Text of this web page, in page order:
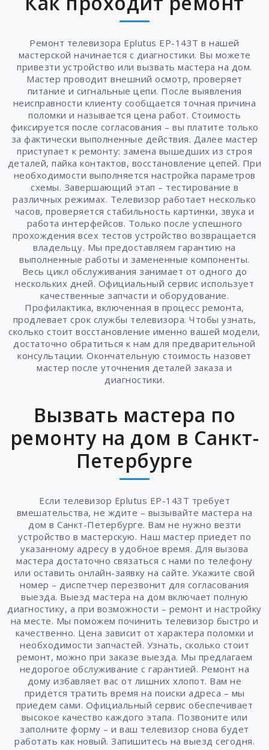
Ремонт телевизора Eplutus EP-143T в нашей
мастерской начинается с диагностики. Вы можете
привезти устройство или вызвать мастера на дом.
Мастер проводит внешний осмотр, проверяет
питание и сигнальные цепи. После выявления
неисправности клиенту сообщается точная причина
поломки и называется цена работ. Стоимость
фиксируется после согласования – вы платите только
за фактически выполненные действия. Далее мастер
приступает к ремонту: замена вышедших из строя
деталей, пайка контактов, восстановление цепей. При
необходимости выполняется настройка параметров
схемы. Завершающий этап – тестирование в
различных режимах. Телевизор работает несколько
часов, проверяется стабильность картинки, звука и
работа интерфейсов. Только после успешного
прохождения всех тестов устройство возвращается
владельцу. Мы предоставляем гарантию на
выполненные работы и замененные компоненты.
Весь цикл обслуживания занимает от одного до
нескольких дней. Официальный сервис использует
качественные запчасти и оборудование.
Профилактика, включенная в процесс ремонта,
продлевает срок службы телевизора. Чтобы узнать,
сколько стоит восстановление именно вашей модели,
достаточно обратиться к нам для предварительной
консультации. Окончательную стоимость назовет
мастер после уточнения деталей заказа и
диагностики.
Вызвать мастера по
ремонту на дом в Санкт-
Петербурге
Если телевизор Eplutus EP-143T требует
вмешательства, не ждите – вызывайте мастера на
дом в Санкт-Петербурге. Вам не нужно везти
устройство в мастерскую. Наш мастер приедет по
указанному адресу в удобное время. Для вызова
мастера достаточно связаться с нами по телефону
или оставить онлайн-заявку на сайте. Укажите свой
номер – диспетчер перезвонит для согласования
выезда. Выезд мастера на дом включает полную
диагностику, а при возможности – ремонт и настройку
на месте. Мы поможем починить телевизор быстро и
качественно. Цена зависит от характера поломки и
необходимости запчастей. Узнать, сколько стоит
ремонт, можно при заказе выезда. Мы предлагаем
недорогое обслуживание с гарантией. Ремонт на
дому избавляет вас от лишних хлопот. Вам не
придется тратить время на поиски адреса – мы
приедем сами. Официальный сервис обеспечивает
высокое качество каждого этапа. Позвоните или
заполните форму – и ваш телевизор снова будет
работать как новый. Запишитесь на выезд сегодня.